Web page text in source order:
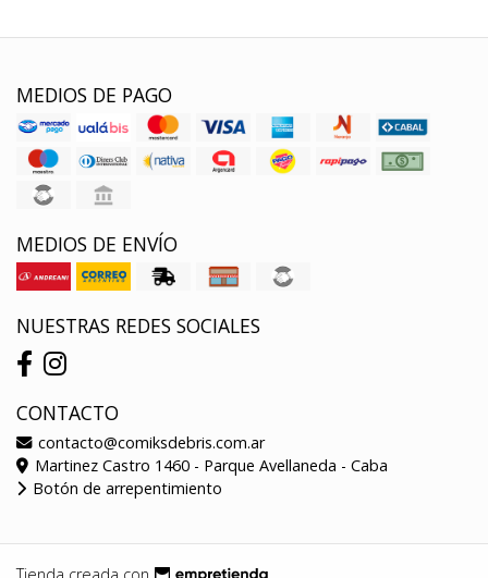
MEDIOS DE PAGO
MEDIOS DE ENVÍO
NUESTRAS REDES SOCIALES
CONTACTO
contacto@comiksdebris.com.ar
Martinez Castro 1460 - Parque Avellaneda - Caba
Botón de arrepentimiento
Tienda creada con